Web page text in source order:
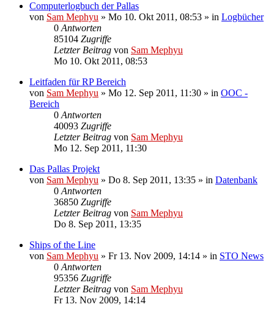
Computerlogbuch der Pallas
von Sam Mephyu » Mo 10. Okt 2011, 08:53 » in Logbücher
0 Antworten
85104 Zugriffe
Letzter Beitrag von Sam Mephyu
Mo 10. Okt 2011, 08:53
Leitfaden für RP Bereich
von Sam Mephyu » Mo 12. Sep 2011, 11:30 » in OOC -
Bereich
0 Antworten
40093 Zugriffe
Letzter Beitrag von Sam Mephyu
Mo 12. Sep 2011, 11:30
Das Pallas Projekt
von Sam Mephyu » Do 8. Sep 2011, 13:35 » in Datenbank
0 Antworten
36850 Zugriffe
Letzter Beitrag von Sam Mephyu
Do 8. Sep 2011, 13:35
Ships of the Line
von Sam Mephyu » Fr 13. Nov 2009, 14:14 » in STO News
0 Antworten
95356 Zugriffe
Letzter Beitrag von Sam Mephyu
Fr 13. Nov 2009, 14:14